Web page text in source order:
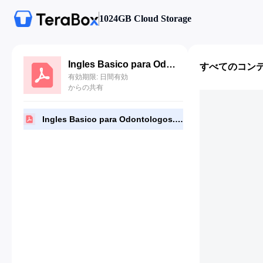
1024GB Cloud Storage
Ingles Basico para Odontologos.pdf
有効期限: 日間有効
からの共有
Ingles Basico para Odontologos.pdf
すべてのコン